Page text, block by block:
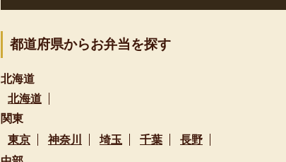
都道府県からお弁当を探す
北海道
北海道
関東
東京 神奈川 埼玉 千葉 長野